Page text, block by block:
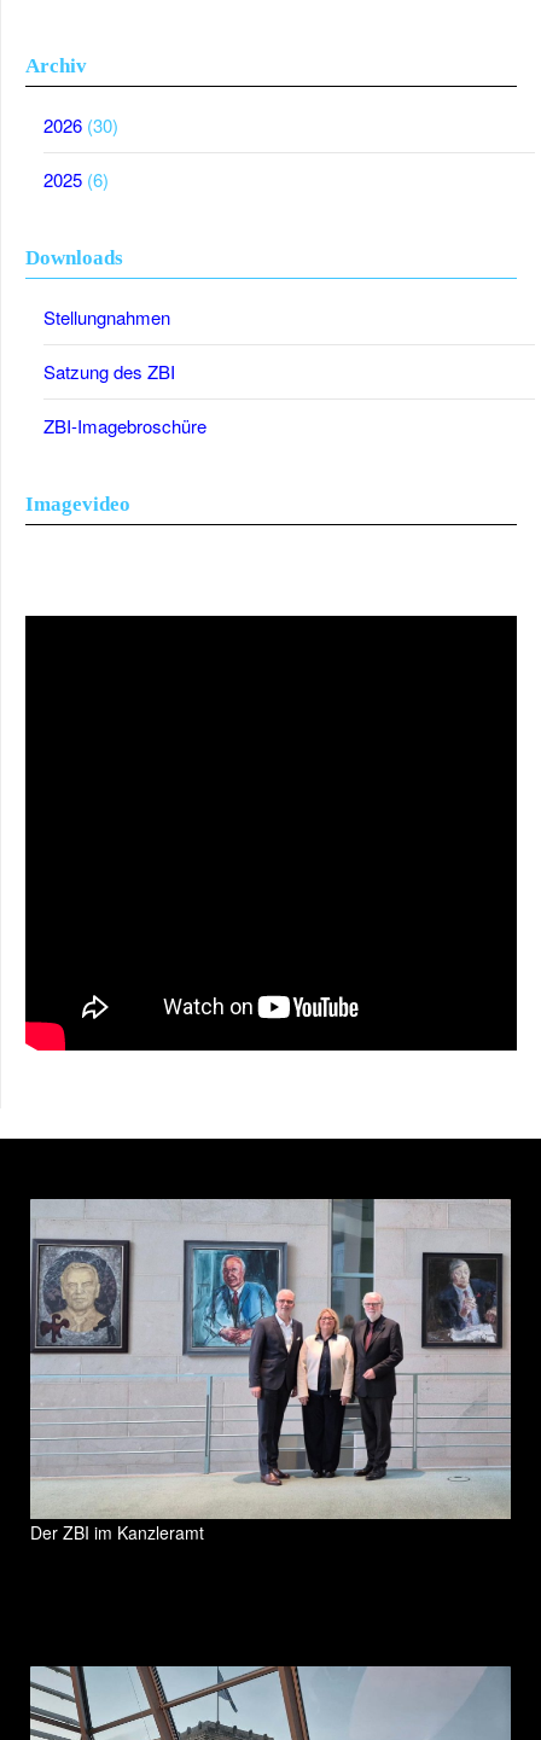
Archiv
2026 (30)
2025 (6)
Downloads
Stellungnahmen
Satzung des ZBI
ZBI-Imagebroschüre
Imagevideo
Der ZBI im Kanzleramt